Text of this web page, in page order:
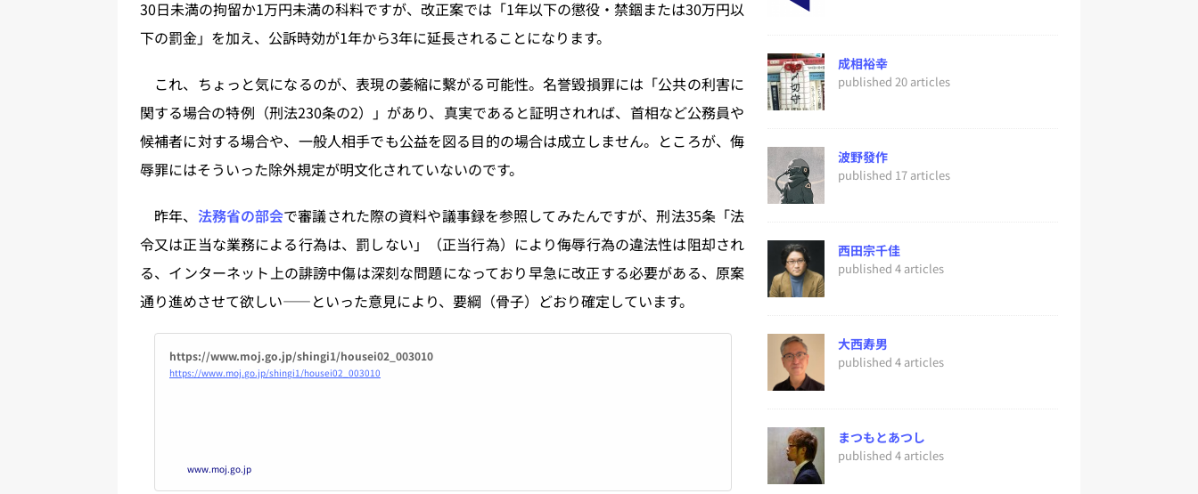
30日未満の拘留か1万円未満の科料ですが、改正案では「1年以下の懲役・禁錮または30万円以
下の罰金」を加え、公訴時効が1年から3年に延長されることになります。
これ、ちょっと気になるのが、表現の萎縮に繫がる可能性。名誉毀損罪には「公共の利害に
関する場合の特例（刑法230条の2）」があり、真実であると証明されれば、首相など公務員や
候補者に対する場合や、一般人相手でも公益を図る目的の場合は成立しません。ところが、侮
辱罪にはそういった除外規定が明文化されていないのです。
昨年、 法務省の部会で審議された際の資料や議事録を参照してみたんですが、刑法35条「法
令又は正当な業務による行為は、罰しない」（正当行為）により侮辱行為の違法性は阻却され
る、インターネット上の誹謗中傷は深刻な問題になっており早急に改正する必要がある、原案
通り進めさせて欲しい――といった意見により、要綱（骨子）どおり確定しています。
https://www.moj.go.jp/shingi1/housei02_003010
https://www.moj.go.jp/shingi1/housei02_003010
www.moj.go.jp
成相裕幸
published 20 articles
波野發作
published 17 articles
西田宗千佳
published 4 articles
大西寿男
published 4 articles
まつもとあつし
published 4 articles